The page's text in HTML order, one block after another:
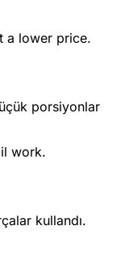
a lower price.
porsiyonlar
work.
kullandı.